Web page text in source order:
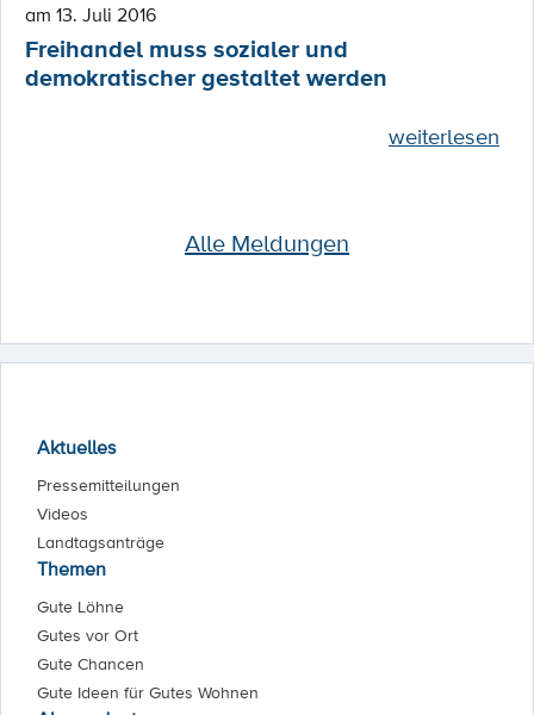
am 13. Juli 2016
Freihandel muss sozialer und
demokratischer gestaltet werden
weiterlesen
Alle Meldungen
Aktuelles
Pressemitteilungen
Videos
Landtagsanträge
Themen
Gute Löhne
Gutes vor Ort
Gute Chancen
Gute Ideen für Gutes Wohnen